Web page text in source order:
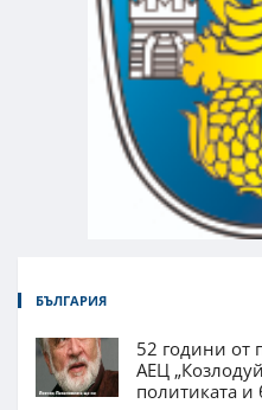
БЪЛГАРИЯ
52 години от
АЕЦ
политиката